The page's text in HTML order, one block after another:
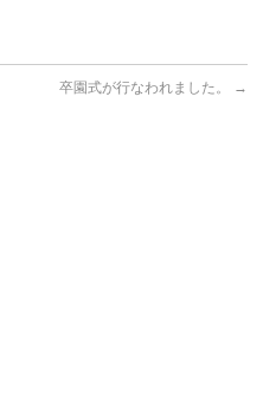
卒園式が行なわれました。 →